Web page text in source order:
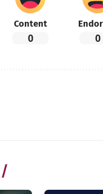
Content
0 0